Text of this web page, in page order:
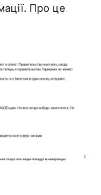
Про це